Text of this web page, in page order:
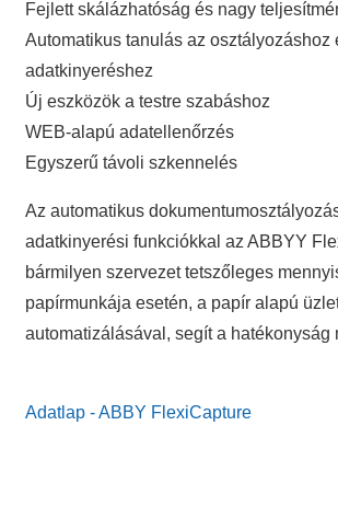
Fejlett skálázhatóság és nagy
Automatikus tanulás az osztályozáshoz
adatkinyeréshez
Új eszközök a testre szabáshoz
WEB-alapú adatellenőrzés
Egyszerű távoli szkennelés
Az automatikus
adatkinyerési funkciókkal az ABBYY
bármilyen szervezet tetszőleges
papírmunkája esetén, a papír alapú
automatizálásával, segít a hatékonyság
Adatlap - ABBY FlexiCapture